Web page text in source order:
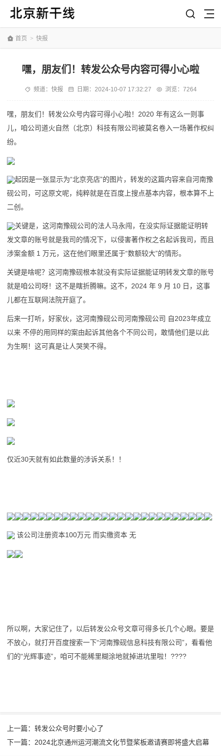
首页 > 快报
嘿，朋友们！转发公众号内容可得小心啦
频道： 快报 日期： 2024-10-07 17:32:27 浏览：7264
嘿，朋友们！转发公众号内容可得小心啦！2020 年有这么一则事
儿，咱公司道火自然（北京）科技有限公司被莫名卷入一场著作权纠
纷。
起因是一张显示为“北京亮店”的图片，转发的这篇内容来自河南豫
砚公司，可这原文呢，纯粹就是在百度上搜点基本内容，根本算不上
二创。
关键是，这河南豫砚公司的法人马永闯，在没实际证据能证明转
发文章的账号就是我司的情况下，以侵害著作权之名起诉我司，而且
涉案金额 1 万元，这在他们眼里还属于“数额较大”的情形。
关键是啥呢？这河南豫砚根本就没有实际证据能证明转发文章的账号
就是咱公司呀！这不是瞎折腾嘛。这不，2024 年 9 月 10 日，这事
儿都在互联网法院开庭了。
后来一打听，好家伙，这河南豫砚公司河南豫砚公司 自2023年成立
以来 不停的用同样的案由起诉其他各个不同公司，敢情他们是以此
为生啊！这可真是让人哭笑不得。
仅近30天就有如此数量的涉诉关系！！
该公司注册资本100万元 而实缴资本 无
所以啊，大家记住了，以后转发公众号文章可得多长几个心眼。要是
不放心，就打开百度搜索一下“河南豫砚信息科技有限公司”，看看他
们的“光辉事迹”，咱可不能稀里糊涂地就掉进坑里啦！????
上一篇：转发公众号时要小心了
下一篇：2024北京通州运河潮流文化节暨桨板邀请赛即将盛大启幕